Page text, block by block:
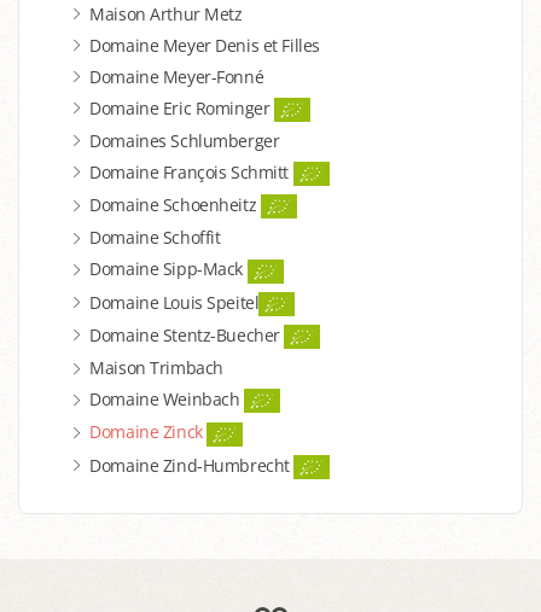
Maison Arthur Metz
Domaine Meyer Denis et Filles
Domaine Meyer-Fonné
Domaine Eric Rominger
Domaines Schlumberger
Domaine François Schmitt
Domaine Schoenheitz
Domaine Schoffit
Domaine Sipp-Mack
Domaine Louis Speitel
Domaine Stentz-Buecher
Maison Trimbach
Domaine Weinbach
Domaine Zinck
Domaine Zind-Humbrecht